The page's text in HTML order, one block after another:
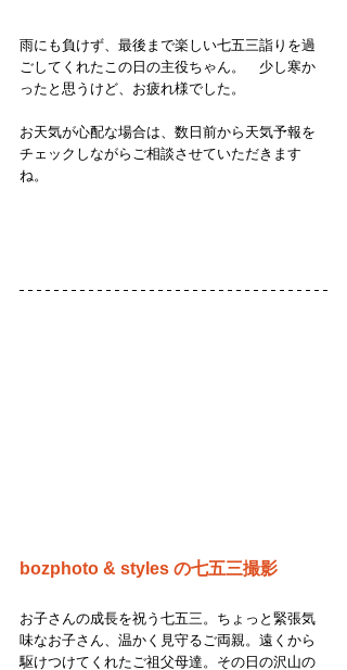
雨にも負けず、最後まで楽しい七五三詣りを過
ごしてくれたこの日の主役ちゃん。　少し寒か
ったと思うけど、お疲れ様でした。
お天気が心配な場合は、数日前から天気予報を
チェックしながらご相談させていただきます
ね。
bozphoto & styles の七五三撮影
お子さんの成長を祝う七五三。ちょっと緊張気
味なお子さん、温かく見守るご両親。遠くから
駆けつけてくれたご祖父母達。その日の沢山の